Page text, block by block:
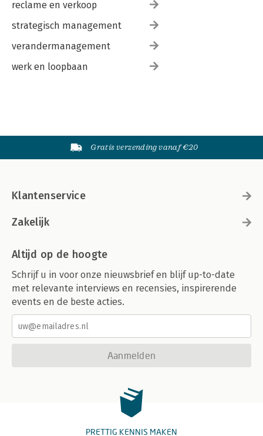
reclame en verkoop
strategisch management
verandermanagement
werk en loopbaan
Gratis verzending vanaf €20
Klantenservice
Zakelijk
Altijd op de hoogte
Schrijf u in voor onze nieuwsbrief en blijf up-to-date
met relevante interviews en recensies, inspirerende
events en de beste acties.
Aanmelden
PRETTIG KENNIS MAKEN